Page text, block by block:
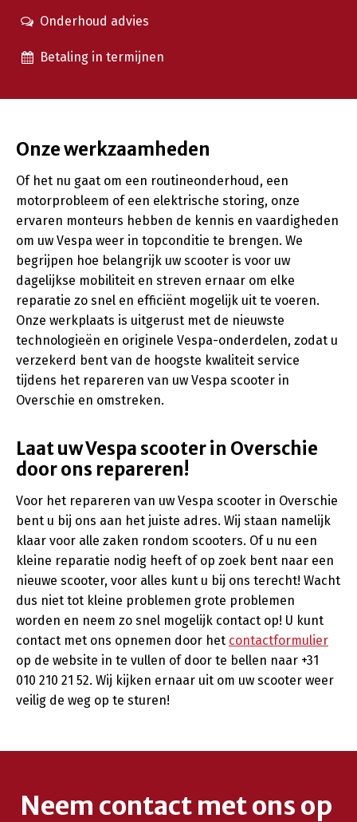
Onderhoud advies
Betaling in termijnen
Onze werkzaamheden
Of het nu gaat om een routineonderhoud, een
motorprobleem of een elektrische storing, onze
ervaren monteurs hebben de kennis en vaardigheden
om uw Vespa weer in topconditie te brengen. We
begrijpen hoe belangrijk uw scooter is voor uw
dagelijkse mobiliteit en streven ernaar om elke
reparatie zo snel en efficiënt mogelijk uit te voeren.
Onze werkplaats is uitgerust met de nieuwste
technologieën en originele Vespa-onderdelen, zodat u
verzekerd bent van de hoogste kwaliteit service
tijdens het repareren van uw Vespa scooter in
Overschie en omstreken.
Laat uw Vespa scooter in Overschie
door ons repareren!
Voor het repareren van uw Vespa scooter in Overschie
bent u bij ons aan het juiste adres. Wij staan namelijk
klaar voor alle zaken rondom scooters. Of u nu een
kleine reparatie nodig heeft of op zoek bent naar een
nieuwe scooter, voor alles kunt u bij ons terecht! Wacht
dus niet tot kleine problemen grote problemen
worden en neem zo snel mogelijk contact op! U kunt
contact met ons opnemen door het contactformulier
op de website in te vullen of door te bellen naar +31
010 210 21 52. Wij kijken ernaar uit om uw scooter weer
veilig de weg op te sturen!
Neem contact met ons op